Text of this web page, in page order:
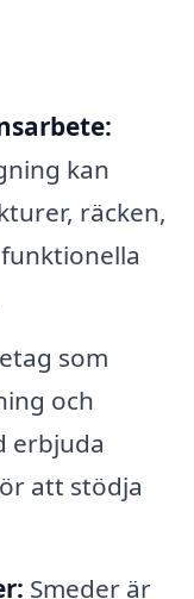
kan
räcken,
som
och
erbjuda
att stödja
Smeder är